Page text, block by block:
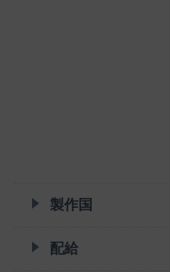
製作国
配給